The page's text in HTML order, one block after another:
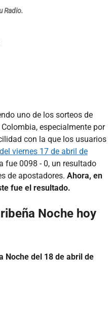
Radio.
uno de los sorteos de
especialmente por
con la que los usuarios
viernes 17 de abril de
fue 0098 - 0, un resultado
de apostadores. Ahora, en
fue el resultado.
Noche hoy
Noche del 18 de abril de